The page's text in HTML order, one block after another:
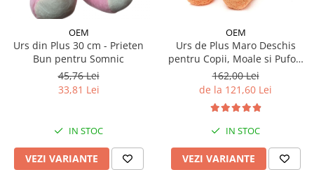
OEM
Urs din Plus 30 cm - Prieten
Bun pentru Somnic
45,76 Lei
33,81 Lei
IN STOC
VEZI VARIANTE
OEM
Urs de Plus Maro Deschis
pentru Copii, Moale si Pufos,
cu Fundita
162,00 Lei
de la 121,60 Lei
IN STOC
VEZI VARIANTE